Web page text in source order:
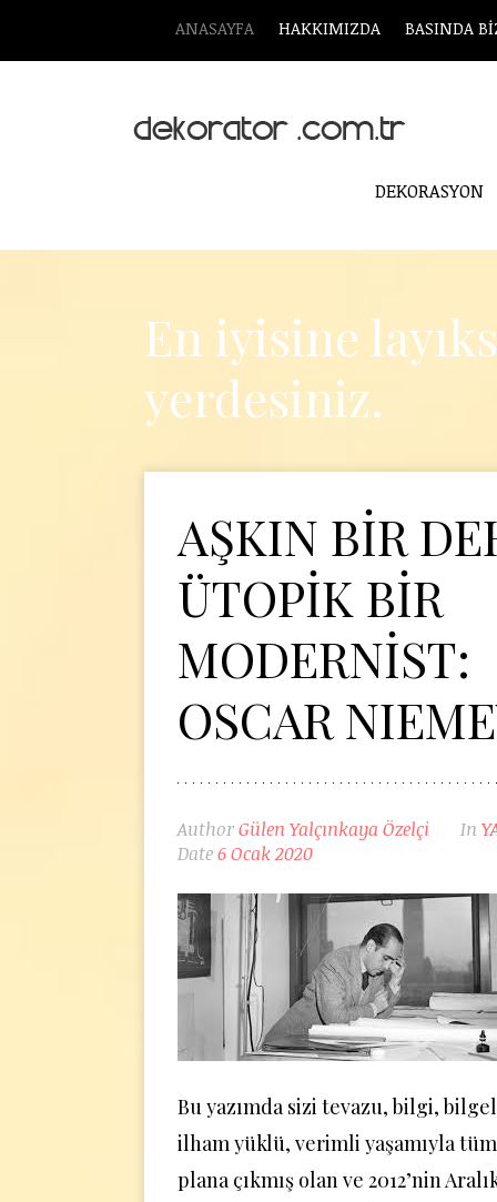
ANASAYFA HAKKIMIZDA BASINDA
DEKORASYON
En iyisine
yerdesiniz.
AŞKIN BİR
ÜTOPİK BİR
MODERNİST:
OSCAR
AuthorGülen Yalçınkaya Özelçi In
Date6 Ocak 2020
Bu yazımda sizi tevazu, bilgi,
ilham yüklü, verimli yaşamıyla
plana çıkmış olan ve 2012’nin